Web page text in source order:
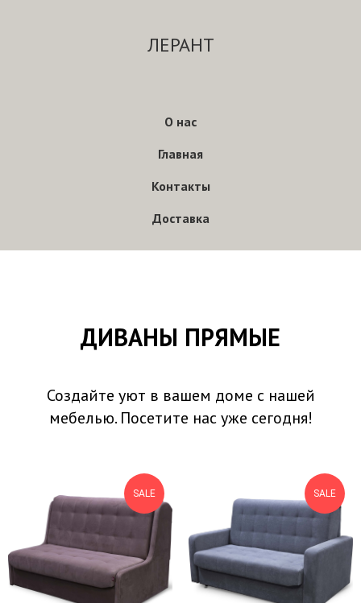
ЛЕРАНТ
О нас
Главная
Контакты
Доставка
ДИВАНЫ ПРЯМЫЕ
Создайте уют в вашем доме с нашей
мебелью. Посетите нас уже сегодня!
SALE SALE